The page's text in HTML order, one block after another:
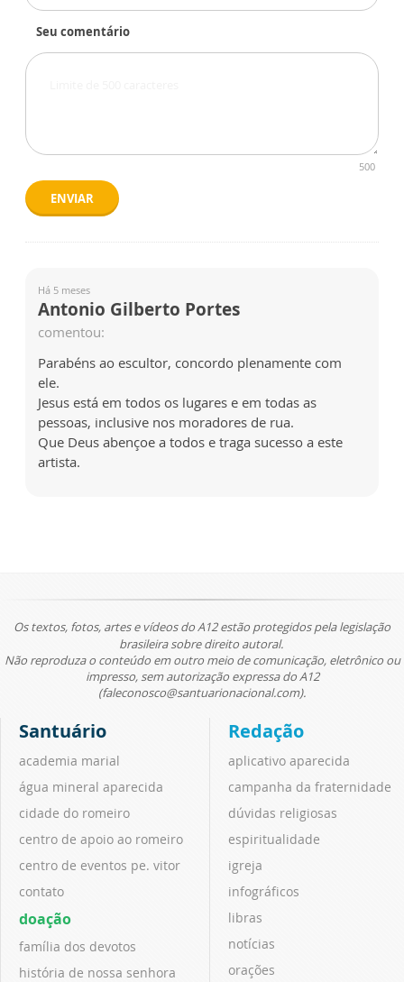
Seu comentário
500
ENVIAR
Há 5 meses
Antonio Gilberto Portes
comentou:
Parabéns ao escultor, concordo plenamente com
ele.
Jesus está em todos os lugares e em todas as
pessoas, inclusive nos moradores de rua.
Que Deus abençoe a todos e traga sucesso a este
artista.
Os textos, fotos, artes e vídeos do A12 estão protegidos pela legislação
brasileira sobre direito autoral.
Não reproduza o conteúdo em outro meio de comunicação, eletrônico ou
impresso, sem autorização expressa do A12
(faleconosco@santuarionacional.com).
Santuário
academia marial
água mineral aparecida
cidade do romeiro
centro de apoio ao romeiro
centro de eventos pe. vitor
contato
doação
família dos devotos
história de nossa senhora
Redação
aplicativo aparecida
campanha da fraternidade
dúvidas religiosas
espiritualidade
igreja
infográficos
libras
notícias
orações